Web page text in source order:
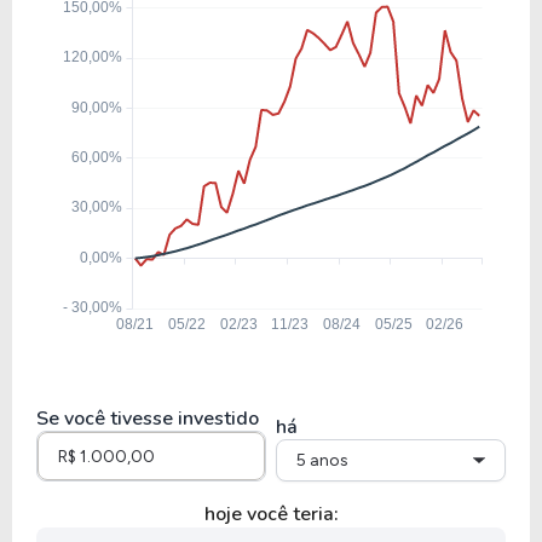
0,49 11,77% 17,82%
BMGB4
5,69
Se você tivesse investido há
5 anos
hoje você teria: